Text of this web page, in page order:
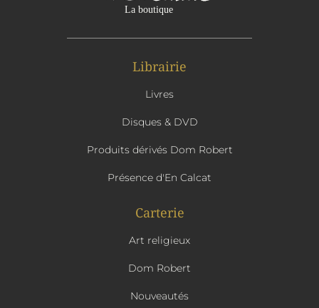
Librairie
Livres
Disques & DVD
Produits dérivés Dom Robert
Présence d'En Calcat
Carterie
Art religieux
Dom Robert
Nouveautés